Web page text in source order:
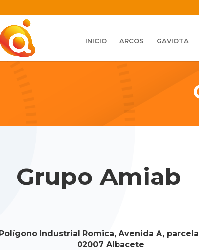
INICIO ARCOS GAVIOTA
Grupo Amiab
Polígono Industrial Romica, Avenida A,
02007 Albacete